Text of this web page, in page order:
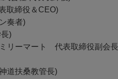
取締役＆CEO)
奏者)
)
リーマート 代表取締役副会
道扶桑教管長)